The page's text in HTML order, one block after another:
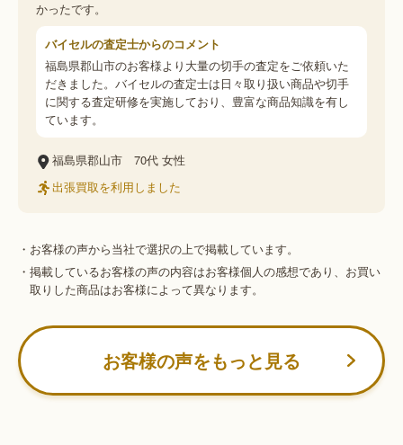
かったです。
バイセルの査定士からのコメント
福島県郡山市のお客様より大量の切手の査定をご依頼いた
だきました。バイセルの査定士は日々取り扱い商品や切手
に関する査定研修を実施しており、豊富な商品知識を有し
ています。
福島県郡山市 70代 女性
出張買取を利用しました
・お客様の声から当社で選択の上で掲載しています。
・掲載しているお客様の声の内容はお客様個人の感想であり、お買い
取りした商品はお客様によって異なります。
お客様の声をもっと見る